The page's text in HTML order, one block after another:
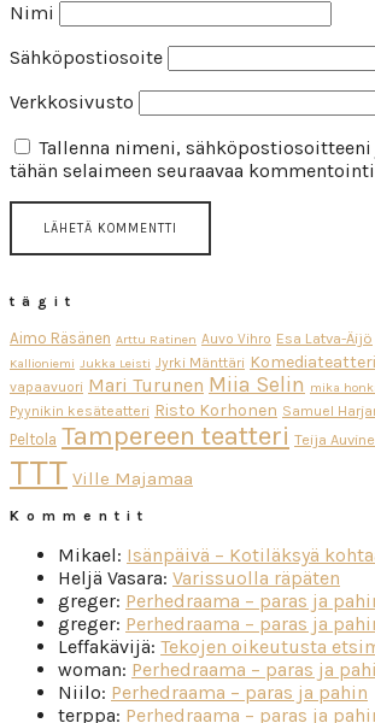
Nimi
Sähköpostiosoite
Verkkosivusto
Tallenna nimeni,
tähän selaimeen seuraavaa
tägit
Aimo Räsänen Arttu Ratinen Auvo Vihro Esa Latva-Äijö
Kallioniemi Jukka Leisti Jyrki Mänttäri Komediateatteri
vapaavuori Mari Turunen Miia Selin mika
Pyynikin kesäteatteri Risto Korhonen Samuel
Peltola Tampereen teatteri Teija
TTT Ville Majamaa
Kommentit
Mikael: Isänpäivä – Kotiläksyä
Heljä Vasara: Varissuolla räpäten
greger: Perhedraama – paras ja
greger: Perhedraama – paras ja
Leffakävijä: Tekojen oikeutusta
woman: Perhedraama – paras ja
Niilo: Perhedraama – paras ja pahin
terppa: Perhedraama – paras ja